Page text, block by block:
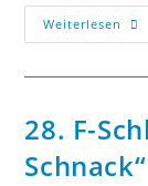
Weiterlesen
28. F-
Schnack“